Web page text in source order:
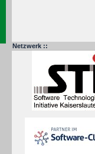
Netzwerk ::